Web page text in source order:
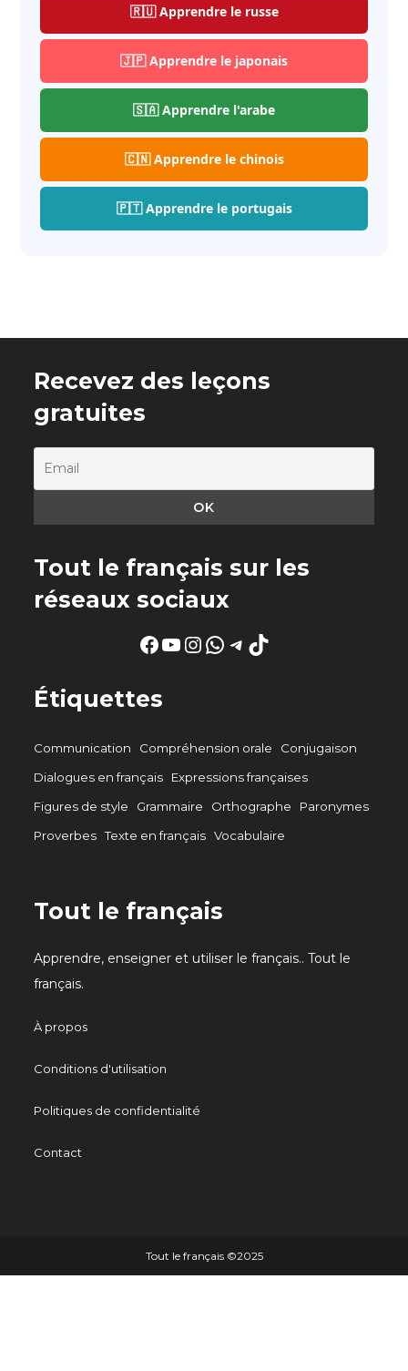
🇷🇺 Apprendre le russe
🇯🇵 Apprendre le japonais
🇸🇦 Apprendre l'arabe
🇨🇳 Apprendre le chinois
🇵🇹 Apprendre le portugais
Recevez des leçons
gratuites
Tout le français sur les
réseaux sociaux
Facebook
YouTube
Instagram
WhatsApp
Telegram
TikTok
Étiquettes
Communication Compréhension orale
Conjugaison
Dialogues en français
Expressions françaises
Figures de style
Grammaire Orthographe
Paronymes
Proverbes Texte en français Vocabulaire
Tout le français
Apprendre, enseigner et utiliser le français.. Tout le
français.
À propos
Conditions d'utilisation
Politiques de confidentialité
Contact
Tout le français ©️2025